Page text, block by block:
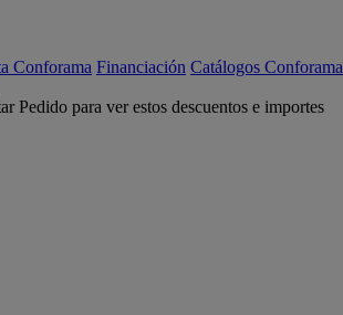
Conforama Financiación Catálogos Conforama
Pedido para ver estos descuentos e importes